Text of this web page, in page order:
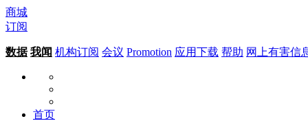
商城
订阅
数据 我闻 机构订阅 会议 Promotion 应用下载 帮助 网上有害信
首页